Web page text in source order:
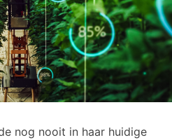
nog nooit in haar huidige